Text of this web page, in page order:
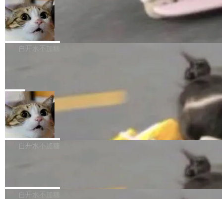
l 迁移或唤醒时，新宿主从 S3 恢复 SQLite 数据
库继续执行。存储库是持久化的唯一真相...
te 17 Pro、OPPO K15，要么是vivo X300 E这
样的次旗舰。 Galaxy Z Fold8 Ultra / Z Fold8 /
Z Flip8三款折叠屏新机均在7月22日发布，且全
部搭载骁龙8 Elite Gen5 for Galaxy，它们本该
本控制系统。目前处于 Early Access 阶段。 De
ltaDB 的核心思路直接写在 landing page 最显
眼的位置：「Software is made between com
mits」——软件是在 commit 之间写出来的。git
是把这段空隙补上。 回退到任何一次编辑：Delt
aDB 捕获 commit 之间的每一次操作，...
SpaceXAI 单季资本开支达 183 亿美元
根据风险投资人Tomer Tunguz 博客（VC 分
析）披露的最新分析与第二季度业绩报告，Spac
微软同期总资本开支的四成。 与亚马逊、Alpha
bet、微软以及 Meta 等传统科技巨头相比，Spa
ceXAI的资金消耗速度尤为引人瞩目。然而，支
撑庞大支出的资金来源却呈现出截然不同的面
貌。数据显示，微软和 Meta 主要依托充沛的经
白开水不加糖
一个在终端里运行的编程 agent；Muse Spark
1.2，驱动这个 agent 的新模型。一句话概括：
你可以用 curl -fsSL https://dev.meta.ai/install.
sh | bash 安装一个能在大项目里自动规划、写
代码、验证结果的 AI 终端工具。 据介绍，Muse
个主 agent 循环，外加一组后台 agent。这些后
局
美团开源 LoHoSearch，用知识图谱校
准 AI 能力认知
机器出题的前提，是让机器拥有全局视野。整个
构建流程可以分为四个环节：建图 → 控制难度
白开水不加糖
库，并将作为transport接入Mooncake TENT。
白开水不加糖